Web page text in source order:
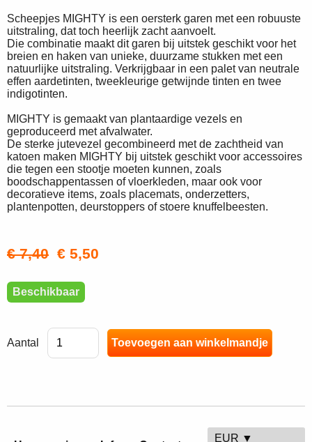
Scheepjes MIGHTY is een oersterk garen met een robuuste
uitstraling, dat toch heerlijk zacht aanvoelt.
Die combinatie maakt dit garen bij uitstek geschikt voor het
breien en haken van unieke, duurzame stukken met een
natuurlijke uitstraling. Verkrijgbaar in een palet van neutrale
effen aardetinten, tweekleurige getwijnde tinten en twee
indigotinten.
MIGHTY is gemaakt van plantaardige vezels en
geproduceerd met afvalwater.
De sterke jutevezel gecombineerd met de zachtheid van
katoen maken MIGHTY bij uitstek geschikt voor accessoires
die tegen een stootje moeten kunnen, zoals
boodschappentassen of vloerkleden, maar ook voor
decoratieve items, zoals placemats, onderzetters,
plantenpotten, deurstoppers of stoere knuffelbeesten.
€ 7,40 € 5,50
Beschikbaar
Aantal
EUR ▼